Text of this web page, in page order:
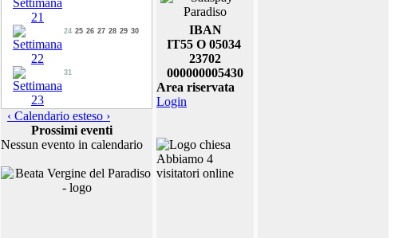
24 25 26 27 28 29 30
31
‹ Calendario esteso ›
Prossimi eventi
Nessun evento in calendario
IBAN
IT55 O 05034
23702
000000005430
Area riservata
Login
Abbiamo 4
visitatori online